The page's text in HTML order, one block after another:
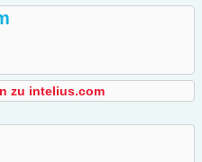
zu intelius.com